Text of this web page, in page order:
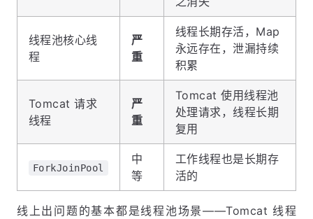
线程池核心线
程
严
重
线程长期存活，Map
永远存在，泄漏持续
积累
Tomcat 请求
线程
严
重
Tomcat 使用线程池
处理请求，线程长期
复用
ForkJoinPool
中
等
工作线程也是长期存
活的
线上出问题的基本都是线程池场景——Tomcat 线程